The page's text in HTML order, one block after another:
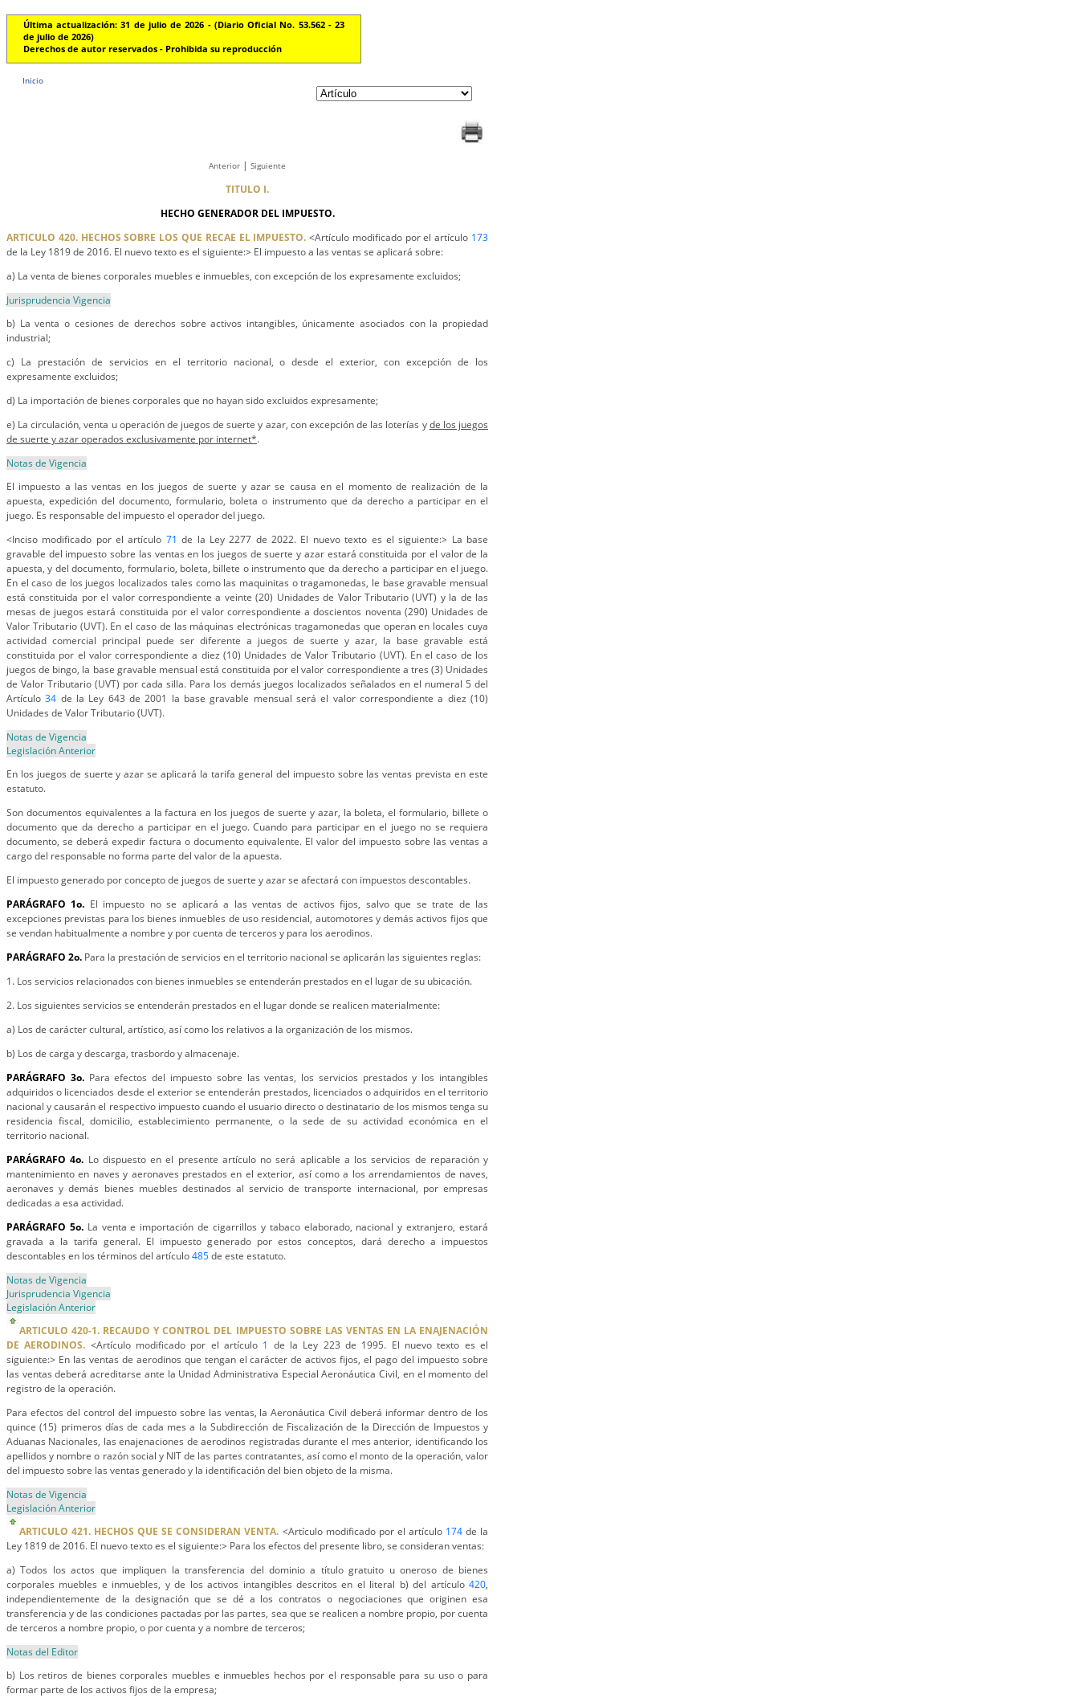
Última actualización: 31 de julio de 2026 - (Diario Oficial No. 53.562 - 23
de julio de 2026)
Derechos de autor reservados - Prohibida su reproducción
Inicio
Anterior | Siguiente
TITULO I.
HECHO GENERADOR DEL IMPUESTO.
ARTICULO 420. HECHOS SOBRE LOS QUE RECAE EL IMPUESTO. <Artículo modificado por el artículo 173
de la Ley 1819 de 2016. El nuevo texto es el siguiente:> El impuesto a las ventas se aplicará sobre:
a) La venta de bienes corporales muebles e inmuebles, con excepción de los expresamente excluidos;
Jurisprudencia Vigencia
b) La venta o cesiones de derechos sobre activos intangibles, únicamente asociados con la propiedad
industrial;
c) La prestación de servicios en el territorio nacional, o desde el exterior, con excepción de los
expresamente excluidos;
d) La importación de bienes corporales que no hayan sido excluidos expresamente;
e) La circulación, venta u operación de juegos de suerte y azar, con excepción de las loterías yde los juegos
de suerte y azar operados exclusivamente por internet*.
Notas de Vigencia
El impuesto a las ventas en los juegos de suerte y azar se causa en el momento de realización de la
apuesta, expedición del documento, formulario, boleta o instrumento que da derecho a participar en el
juego. Es responsable del impuesto el operador del juego.
<Inciso modificado por el artículo 71 de la Ley 2277 de 2022. El nuevo texto es el siguiente:> La base
gravable del impuesto sobre las ventas en los juegos de suerte y azar estará constituida por el valor de la
apuesta, y del documento, formulario, boleta, billete o instrumento que da derecho a participar en el juego.
En el caso de los juegos localizados tales como las maquinitas o tragamonedas, le base gravable mensual
está constituida por el valor correspondiente a veinte (20) Unidades de Valor Tributario (UVT) y la de las
mesas de juegos estará constituida por el valor correspondiente a doscientos noventa (290) Unidades de
Valor Tributario (UVT). En el caso de las máquinas electrónicas tragamonedas que operan en locales cuya
actividad comercial principal puede ser diferente a juegos de suerte y azar, la base gravable está
constituida por el valor correspondiente a diez (10) Unidades de Valor Tributario (UVT). En el caso de los
juegos de bingo, la base gravable mensual está constituida por el valor correspondiente a tres (3) Unidades
de Valor Tributario (UVT) por cada silla. Para los demás juegos localizados señalados en el numeral 5 del
Artículo34 de la Ley 643 de 2001 la base gravable mensual será el valor correspondiente a diez (10)
Unidades de Valor Tributario (UVT).
Notas de Vigencia
Legislación Anterior
En los juegos de suerte y azar se aplicará la tarifa general del impuesto sobre las ventas prevista en este
estatuto.
Son documentos equivalentes a la factura en los juegos de suerte y azar, la boleta, el formulario, billete o
documento que da derecho a participar en el juego. Cuando para participar en el juego no se requiera
documento, se deberá expedir factura o documento equivalente. El valor del impuesto sobre las ventas a
cargo del responsable no forma parte del valor de la apuesta.
El impuesto generado por concepto de juegos de suerte y azar se afectará con impuestos descontables.
PARÁGRAFO 1o. El impuesto no se aplicará a las ventas de activos fijos, salvo que se trate de las
excepciones previstas para los bienes inmuebles de uso residencial, automotores y demás activos fijos que
se vendan habitualmente a nombre y por cuenta de terceros y para los aerodinos.
PARÁGRAFO 2o. Para la prestación de servicios en el territorio nacional se aplicarán las siguientes reglas:
1. Los servicios relacionados con bienes inmuebles se entenderán prestados en el lugar de su ubicación.
2. Los siguientes servicios se entenderán prestados en el lugar donde se realicen materialmente:
a) Los de carácter cultural, artístico, así como los relativos a la organización de los mismos.
b) Los de carga y descarga, trasbordo y almacenaje.
PARÁGRAFO 3o.Para efectos del impuesto sobre las ventas, los servicios prestados y los intangibles
adquiridos o licenciados desde el exterior se entenderán prestados, licenciados o adquiridos en el territorio
nacional y causarán el respectivo impuesto cuando el usuario directo o destinatario de los mismos tenga su
residencia fiscal, domicilio, establecimiento permanente, o la sede de su actividad económica en el
territorio nacional.
PARÁGRAFO 4o. Lo dispuesto en el presente artículo no será aplicable a los servicios de reparación y
mantenimiento en naves y aeronaves prestados en el exterior, así como a los arrendamientos de naves,
aeronaves y demás bienes muebles destinados al servicio de transporte internacional, por empresas
dedicadas a esa actividad.
PARÁGRAFO 5o.La venta e importación de cigarrillos y tabaco elaborado, nacional y extranjero, estará
gravada a la tarifa general. El impuesto generado por estos conceptos, dará derecho a impuestos
descontables en los términos del artículo485de este estatuto.
Notas de Vigencia
Jurisprudencia Vigencia
Legislación Anterior
ARTICULO 420-1. RECAUDO Y CONTROL DEL IMPUESTO SOBRE LAS VENTAS EN LA ENAJENACIÓN
DE AERODINOS. <Artículo modificado por el artículo 1 de la Ley 223 de 1995. El nuevo texto es el
siguiente:> En las ventas de aerodinos que tengan el carácter de activos fijos, el pago del impuesto sobre
las ventas deberá acreditarse ante la Unidad Administrativa Especial Aeronáutica Civil, en el momento del
registro de la operación.
Para efectos del control del impuesto sobre las ventas, la Aeronáutica Civil deberá informar dentro de los
quince (15) primeros días de cada mes a la Subdirección de Fiscalización de la Dirección de Impuestos y
Aduanas Nacionales, las enajenaciones de aerodinos registradas durante el mes anterior, identificando los
apellidos y nombre o razón social y NIT de las partes contratantes, así como el monto de la operación, valor
del impuesto sobre las ventas generado y la identificación del bien objeto de la misma.
Notas de Vigencia
Legislación Anterior
ARTICULO 421. HECHOS QUE SE CONSIDERAN VENTA. <Artículo modificado por el artículo 174de la
Ley 1819 de 2016. El nuevo texto es el siguiente:> Para los efectos del presente libro, se consideran ventas:
a) Todos los actos que impliquen la transferencia del dominio a título gratuito u oneroso de bienes
corporales muebles e inmuebles, y de los activos intangibles descritos en el literal b) del artículo 420,
independientemente de la designación que se dé a los contratos o negociaciones que originen esa
transferencia y de las condiciones pactadas por las partes, sea que se realicen a nombre propio, por cuenta
de terceros a nombre propio, o por cuenta y a nombre de terceros;
Notas del Editor
b) Los retiros de bienes corporales muebles e inmuebles hechos por el responsable para su uso o para
formar parte de los activos fijos de la empresa;